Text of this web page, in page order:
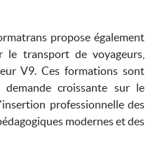
propose également
transport de voyageurs,
V9. Ces formations sont
croissante sur le
professionnelle des
modernes et des